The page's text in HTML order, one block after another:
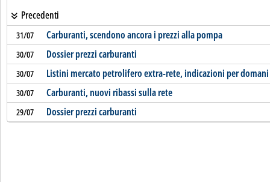
Precedenti
31/07 Carburanti, scendono ancora i prezzi alla pompa
30/07 Dossier prezzi carburanti
30/07 Listini mercato petrolifero extra-rete, indicazioni per domani
30/07 Carburanti, nuovi ribassi sulla rete
29/07 Dossier prezzi carburanti